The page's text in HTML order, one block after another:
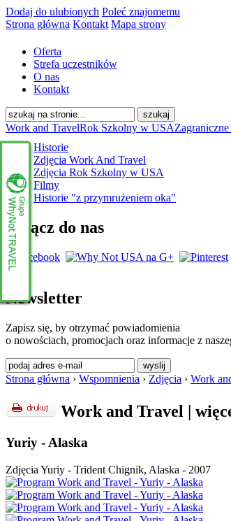
Dodaj do ulubionych Poleć znajomemu
Strona główna Kontakt Mapa strony
Oferta
Strefa uczestników
O nas
Kontakt
Work and TravelRok Szkolny w USA
Historie
Zdjęcia Work And Travel
Zdjęcia Rok Szkolny w USA
Filmy
Historie "z przymrużeniem oka"
Dołącz do nas
Newsletter
Zapisz się, by otrzymać powiadomienia
o nowościach, promocjach oraz informacje z
Strona główna › Wspomnienia › Zdjęcia › Work
Work and Travel |
Yuriy - Alaska
Zdjęcia Yuriy - Trident Chignik, Alaska - 2007
www.whynottravel.pl